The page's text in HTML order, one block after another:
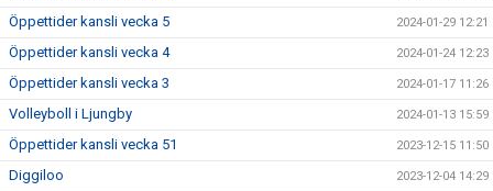
Öppettider kansli vecka 5 2024-01-29 12:21
Öppettider kansli vecka 4 2024-01-24 12:23
Öppettider kansli vecka 3 2024-01-17 11:26
Volleyboll i Ljungby 2024-01-13 15:59
Öppettider kansli vecka 51 2023-12-15 11:50
Diggiloo 2023-12-04 14:29